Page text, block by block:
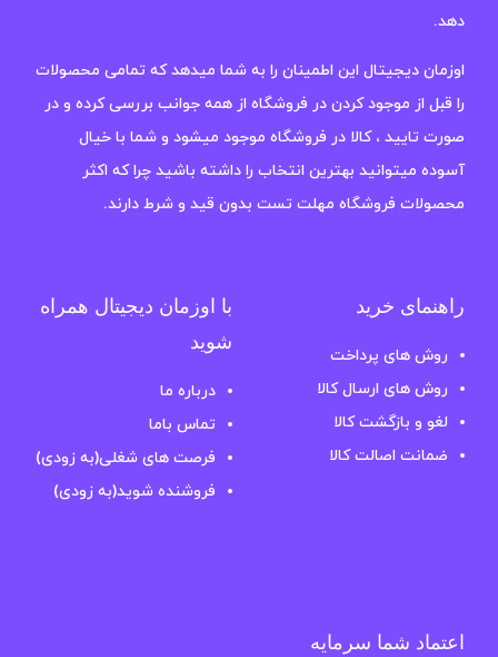
دهد.
اوزمان دیجیتال این اطمینان را به شما میدهد که تمامی محصولات
را قبل از موجود کردن در فروشگاه از همه جوانب بررسی کرده و در
صورت تایید ، کالا در فروشگاه موجود میشود و شما با خیال
آسوده میتوانید بهترین انتخاب را داشته باشید چرا که اکثر
محصولات فروشگاه مهلت تست بدون قید و شرط دارند.
راهنمای خرید
روش های پرداخت
روش های ارسال کالا
لغو و بازگشت کالا
ضمانت اصالت کالا
با اوزمان دیجیتال همراه
شوید
درباره ما
تماس باما
فرصت های شغلی(به زودی)
فروشنده شوید(به زودی)
اعتماد شما سرمایه